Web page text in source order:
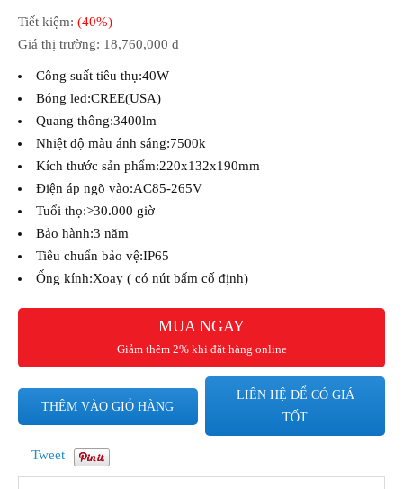
Tiết kiệm: (40%)
Giá thị trường: 18,760,000 đ
Công suất tiêu thụ:40W
Bóng led:CREE(USA)
Quang thông:3400lm
Nhiệt độ màu ánh sáng:7500k
Kích thước sản phẩm:220x132x190mm
Điện áp ngõ vào:AC85-265V
Tuổi thọ:>30.000 giờ
Bảo hành:3 năm
Tiêu chuẩn bảo vệ:IP65
Ống kính:Xoay ( có nút bấm cố định)
MUA NGAY
Giảm thêm 2% khi đặt hàng online
THÊM VÀO GIỎ HÀNG
LIÊN HỆ ĐỂ CÓ GIÁ
TỐT
Tweet